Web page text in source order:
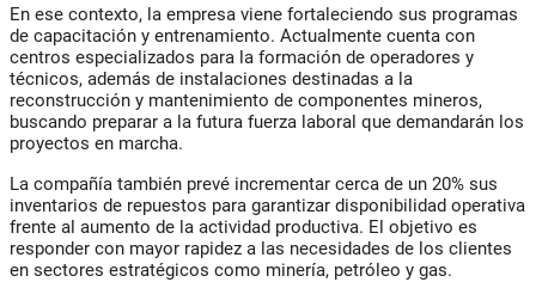
En ese contexto, la empresa viene fortaleciendo sus programas
de capacitación y entrenamiento. Actualmente cuenta con
centros especializados para la formación de operadores y
técnicos, además de instalaciones destinadas a la
reconstrucción y mantenimiento de componentes mineros,
buscando preparar a la futura fuerza laboral que demandarán los
proyectos en marcha.
La compañía también prevé incrementar cerca de un 20% sus
inventarios de repuestos para garantizar disponibilidad operativa
frente al aumento de la actividad productiva. El objetivo es
responder con mayor rapidez a las necesidades de los clientes
en sectores estratégicos como minería, petróleo y gas.